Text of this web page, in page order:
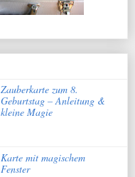
Zauberkarte zum 8.
Geburtstag – Anleitung &
kleine Magie
Karte mit magischem
Fenster